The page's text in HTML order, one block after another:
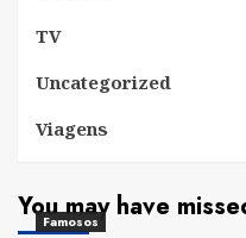
TV
Uncategorized
Viagens
You may have
Famosos